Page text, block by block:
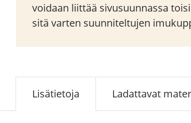
voidaan liittää sivusuunnassa
sitä varten suunniteltujen
Lisätietoja Ladattavat